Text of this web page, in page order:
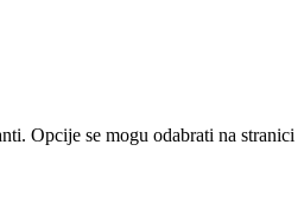
Opcije se mogu odabrati na stranici